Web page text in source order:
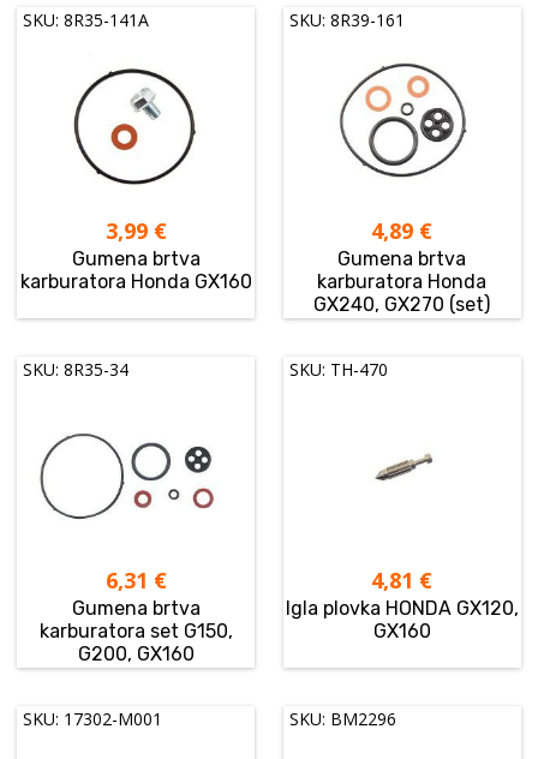
SKU: 8R35-141A
3,99 €
Gumena brtva
karburatora Honda GX160
SKU: 8R39-161
4,89 €
Gumena brtva
karburatora Honda
GX240, GX270 (set)
SKU: 8R35-34
6,31 €
Gumena brtva
karburatora set G150,
G200, GX160
SKU: TH-470
4,81 €
Igla plovka HONDA GX120,
GX160
SKU: 17302-M001 SKU: BM2296